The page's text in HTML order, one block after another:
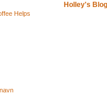
Holley's Blog
Helps